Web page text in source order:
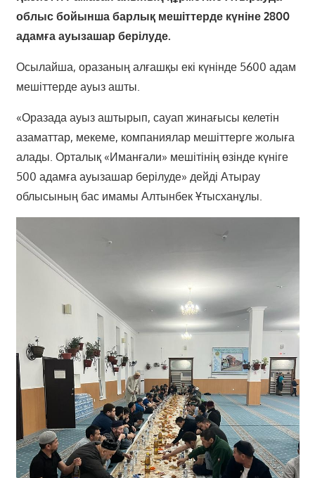
облыс бойынша барлық мешіттерде күніне 2800
адамға ауызашар берілуде.
Осылайша, оразаның алғашқы екі күнінде 5600 адам
мешіттерде ауыз ашты.
«Оразада ауыз аштырып, сауап жинағысы келетін
азаматтар, мекеме, компаниялар мешіттерге жолыға
алады. Орталық «Иманғали» мешітінің өзінде күніге
500 адамға ауызашар берілуде» дейді Атырау
облысының бас имамы Алтынбек Ұтысханұлы.